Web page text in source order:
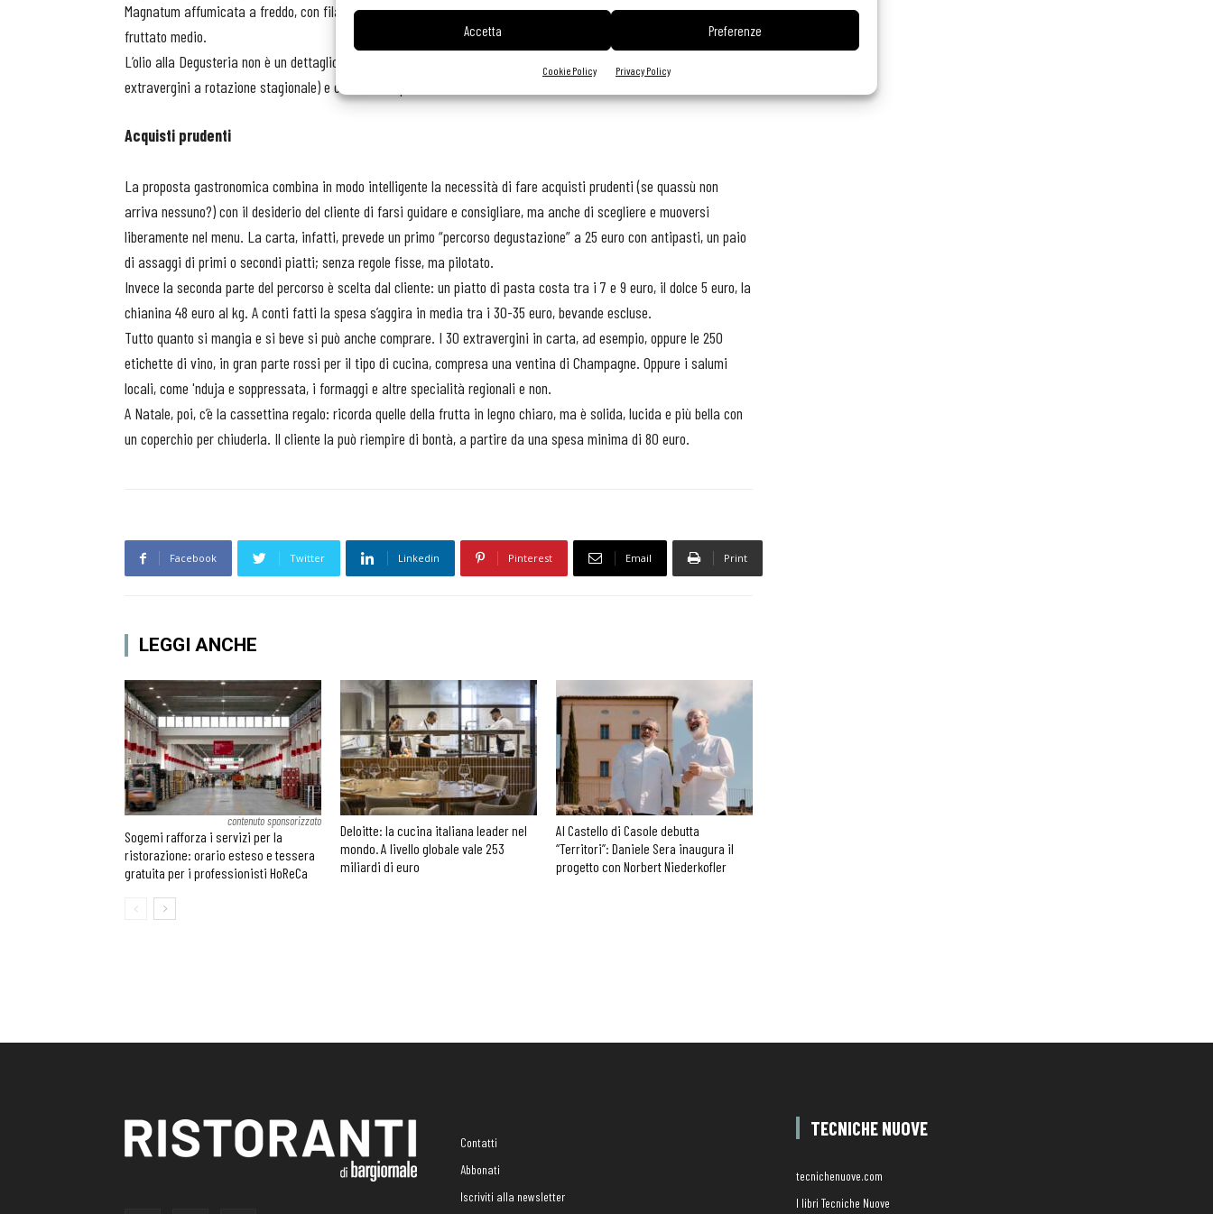
Accetta Preferenze
Cookie Policy Privacy Policy
Magnatum affumicata a freddo, con filamenti di pecorino crotonese, tartufo nero calabrese ed extravergine
fruttato medio.
L’olio alla Degusteria non è un dettaglio, ma un ingrediente selezionato con cura in base all’abbinamento (6/7 tipi di
extravergini a rotazione stagionale) e con la sua specifica carta di 30 etichette; tante e tutte in vendita.
Acquisti prudenti
La proposta gastronomica combina in modo intelligente la necessità di fare acquisti prudenti (se quassù non
arriva nessuno?) con il desiderio del cliente di farsi guidare e consigliare, ma anche di scegliere e muoversi
liberamente nel menu. La carta, infatti, prevede un primo “percorso degustazione” a 25 euro con antipasti, un paio
di assaggi di primi o secondi piatti; senza regole fisse, ma pilotato.
Invece la seconda parte del percorso è scelta dal cliente: un piatto di pasta costa tra i 7 e 9 euro, il dolce 5 euro, la
chianina 48 euro al kg. A conti fatti la spesa s’aggira in media tra i 30-35 euro, bevande escluse.
Tutto quanto si mangia e si beve si può anche comprare. I 30 extravergini in carta, ad esempio, oppure le 250
etichette di vino, in gran parte rossi per il tipo di cucina, compresa una ventina di Champagne. Oppure i salumi
locali, come 'nduja e soppressata, i formaggi e altre specialità regionali e non.
A Natale, poi, c’è la cassettina regalo: ricorda quelle della frutta in legno chiaro, ma è solida, lucida e più bella con
un coperchio per chiuderla. Il cliente la può riempire di bontà, a partire da una spesa minima di 80 euro.
Facebook Twitter Linkedin Pinterest Email Print
LEGGI ANCHE
contenuto sponsorizzato
Sogemi rafforza i servizi per la
ristorazione: orario esteso e tessera
gratuita per i professionisti HoReCa
Deloitte: la cucina italiana leader nel
mondo. A livello globale vale 253
miliardi di euro
Al Castello di Casole debutta
“Territori”: Daniele Sera inaugura il
progetto con Norbert Niederkofler
Contatti
Abbonati
Iscriviti alla newsletter
TECNICHE NUOVE
tecnichenuove.com
I libri Tecniche Nuove